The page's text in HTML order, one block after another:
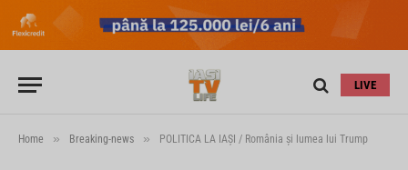
LIVE
Home » Breaking-news » POLITICA LA IAȘI / România și lumea lui Trump